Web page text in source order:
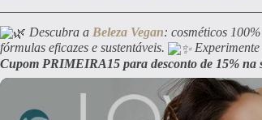
Descubra a Beleza Vegan: cosméticos
fórmulas eficazes e sustentáveis.
Cupom PRIMEIRA15 para desconto de 15% na